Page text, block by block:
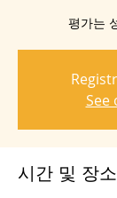
평가는
See
시간 및 장소